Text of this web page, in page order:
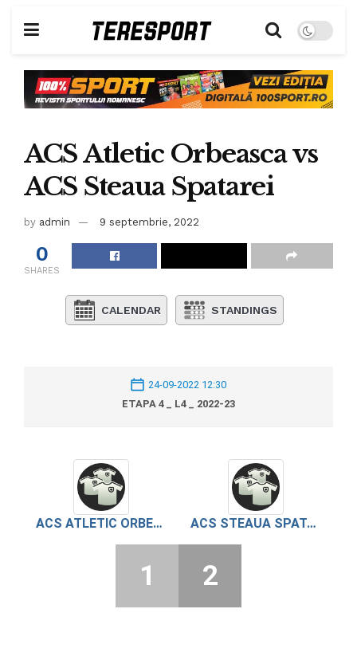
ACS Atletic Orbeasca vs
ACS Steaua Spatarei
by admin 9 septembrie, 2022
0
SHARES
CALENDAR STANDINGS
24-09-2022 12:30
ETAPA 4 _ L4 _ 2022-23
ACS ATLETIC ORBEASCA ACS STEAUA SPATAREI
1 2